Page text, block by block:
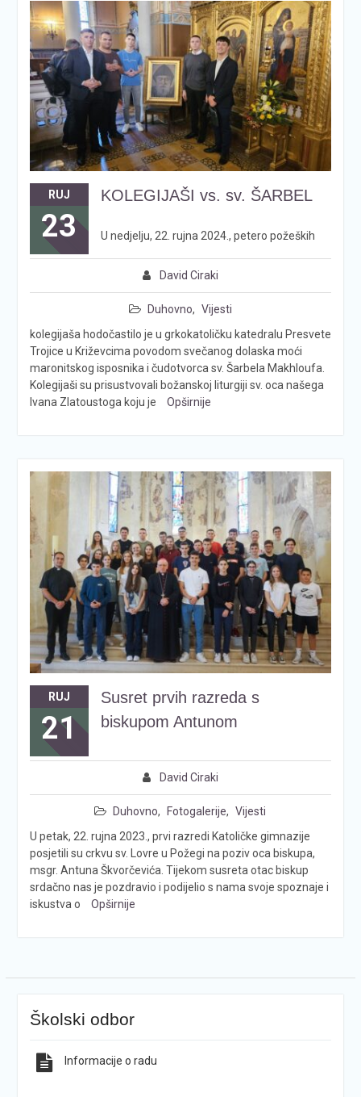
RUJ
23
KOLEGIJAŠI vs. sv. ŠARBEL
David Ciraki
Duhovno, Vijesti
U nedjelju, 22. rujna 2024., petero požeških
kolegijaša hodočastilo je u grkokatoličku katedralu Presvete
Trojice u Križevcima povodom svečanog dolaska moći
maronitskog isposnika i čudotvorca sv. Šarbela Makhloufa.
Kolegijaši su prisustvovali božanskoj liturgiji sv. oca našega
Ivana Zlatoustoga koju je
Opširnije
RUJ
21
Susret prvih razreda s
biskupom Antunom
David Ciraki
Duhovno, Fotogalerije, Vijesti
U petak, 22. rujna 2023., prvi razredi Katoličke gimnazije
posjetili su crkvu sv. Lovre u Požegi na poziv oca biskupa,
msgr. Antuna Škvorčevića. Tijekom susreta otac biskup
srdačno nas je pozdravio i podijelio s nama svoje spoznaje i
iskustva o
Opširnije
Školski odbor
Informacije o radu